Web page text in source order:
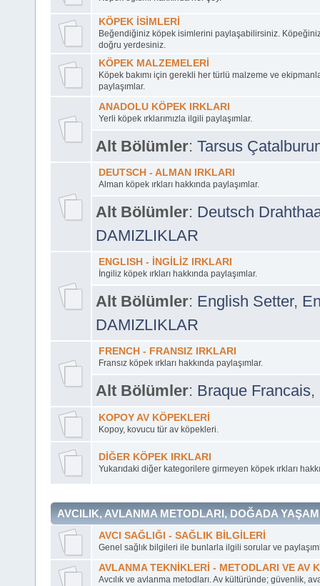
KÖPEK İSİMLERİ
Beğendiğiniz köpek isimlerini paylaşabilirsiniz.
doğru yerdesiniz.
KÖPEK MALZEMELERİ
Köpek bakımı için gerekli her türlü malzeme ve
paylaşımlar.
ANADOLU KÖPEK IRKLARI
Yerli köpek ırklarımızla ilgili paylaşımlar.
Alt Bölümler: Tarsus
DEUTSCH - ALMAN IRKLARI
Alman köpek ırkları hakkında paylaşımlar.
Alt Bölümler: Deutsch
DAMIZLIKLAR
ENGLISH - İNGİLİZ IRKLARI
İngiliz köpek ırkları hakkında paylaşımlar.
Alt Bölümler: English Setter,
DAMIZLIKLAR
FRENCH - FRANSIZ IRKLARI
Fransız köpek ırkları hakkında paylaşımlar.
Alt Bölümler: Braque Francais,
KOPOY AV KÖPEKLERİ
Kopoy, kovucu tür av köpekleri.
DİĞER KÖPEK IRKLARI
Yukarıdaki diğer kategorilere girmeyen köpek ırkları
AVCILIK, AVLANMA METODLARI, DOĞADA
AVCI SAĞLIĞI - SAĞLIK BİLGİLERİ
Genel sağlık bilgileri ile bunlarla ilgili sorular ve
AVLANMA TEKNİKLERİ - METODLARI VE AV
Avcılık ve avlanma metodları. Av kültüründe; güvenlik,